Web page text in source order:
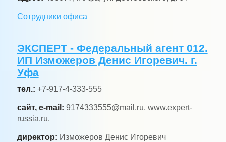
Сотрудники офиса
ЭКСПЕРТ - Федеральный агент 012.
ИП Изможеров Денис Игоревич. г.
Уфа
тел.: +7-917-4-333-555
сайт, e-mail: 9174333555@mail.ru, www.expert-
russia.ru.
директор: Изможеров Денис Игоревич